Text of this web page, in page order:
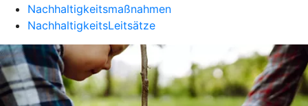
Nachhaltigkeitsmaßnahmen
NachhaltigkeitsLeitsätze